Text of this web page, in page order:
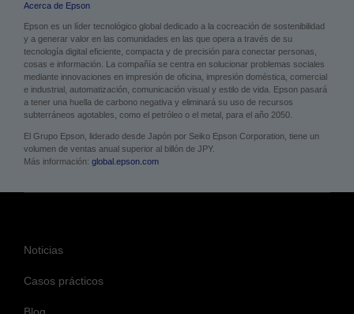
Acerca de Epson
Epson es un líder tecnológico global dedicado a la cocreación de sostenibilidad
y a generar valor en las comunidades en las que opera a través de su
tecnología digital eficiente, compacta y de precisión para conectar personas,
cosas e información. La compañía se centra en solucionar problemas sociales
mediante innovaciones en impresión de oficina, impresión doméstica, comercial
e industrial, automatización, comunicación visual y estilo de vida. Epson pasará
a tener una huella de carbono negativa y eliminará su uso de recursos
subterráneos agotables, como el petróleo o el metal, para el año 2050.
El Grupo Epson, liderado desde Japón por Seiko Epson Corporation, tiene un
volumen de ventas anual superior al billón de JPY.
Más información: global.epson.com
Noticias
Casos prácticos